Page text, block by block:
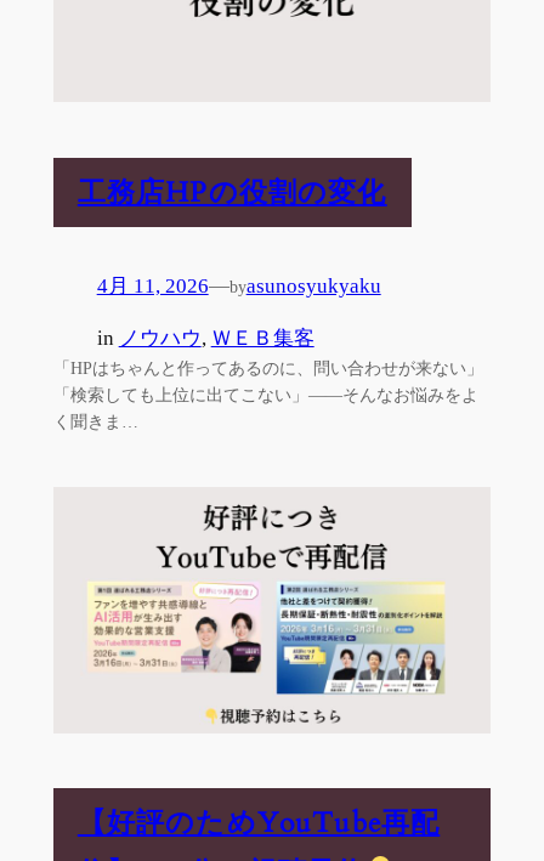
工務店HPの役割の変化
4月 11, 2026—byasunosyukyaku
in ノウハウ, ＷＥＢ集客
「HPはちゃんと作ってあるのに、問い合わせが来ない」
「検索しても上位に出てこない」——そんなお悩みをよ
く聞きま…
【好評のためYouTube再配